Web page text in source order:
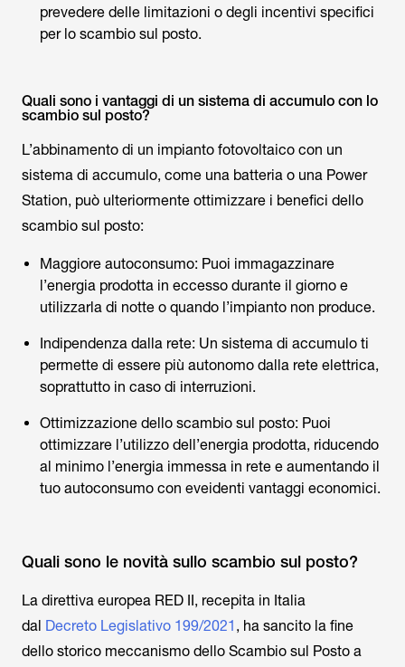
prevedere delle limitazioni o degli incentivi specifici
per lo scambio sul posto.
Quali sono i vantaggi di un sistema di accumulo con lo
scambio sul posto?
L’abbinamento di un impianto fotovoltaico con un
sistema di accumulo, come una batteria o una Power
Station, può ulteriormente ottimizzare i benefici dello
scambio sul posto:
Maggiore autoconsumo: Puoi immagazzinare
l’energia prodotta in eccesso durante il giorno e
utilizzarla di notte o quando l’impianto non produce.
Indipendenza dalla rete: Un sistema di accumulo ti
permette di essere più autonomo dalla rete elettrica,
soprattutto in caso di interruzioni.
Ottimizzazione dello scambio sul posto: Puoi
ottimizzare l’utilizzo dell’energia prodotta, riducendo
al minimo l’energia immessa in rete e aumentando il
tuo autoconsumo con eveidenti vantaggi economici.
Quali sono le novità sullo scambio sul posto?
La direttiva europea RED II, recepita in Italia
dal Decreto Legislativo 199/2021 , ha sancito la fine
dello storico meccanismo dello Scambio sul Posto a